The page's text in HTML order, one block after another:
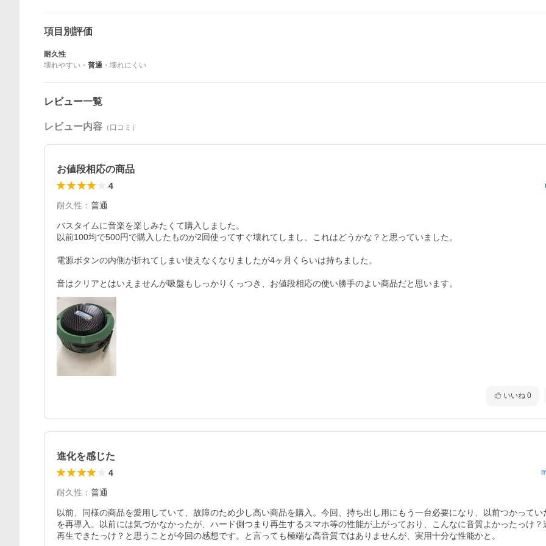
項目別評価
耐久性
壊れやすい ・ 普通 ・ 壊れにくい
レビュー一覧
レビュー内容 （口コミ）
お値段相応の商品
4
耐久性 ： 普通
バスタイムに音楽を楽しみたくて購入しました。
以前100均で500円で購入したものが2回使ってすぐ壊れてしまし、これはどうかな？と思っていました。
電源ボタンの内側が折れてしまい使えなくなりましたが4ヶ月くらいは持ちました。
いいね 0
進化を感じた
4
耐久性 ： 普通
以前、同様の商品を愛用していて、故障のため少し高い商品を購入。今回、持ち出し用にもう一台必要になり、以前つかってい
を再導入。以前には気づかなかったが、ハード側つまり再生するスマホ等の性能が上がっており、こんなに音質よかったっけ？
再生できたっけ？と思うことが今回の感想です。と言っても極端な高音質ではありませんが、実用十分な性能かと。